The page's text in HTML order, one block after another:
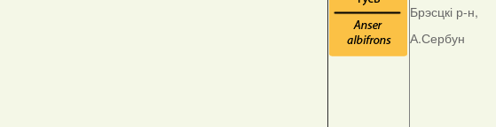
Брэсцкі р-н,
А.Сербун